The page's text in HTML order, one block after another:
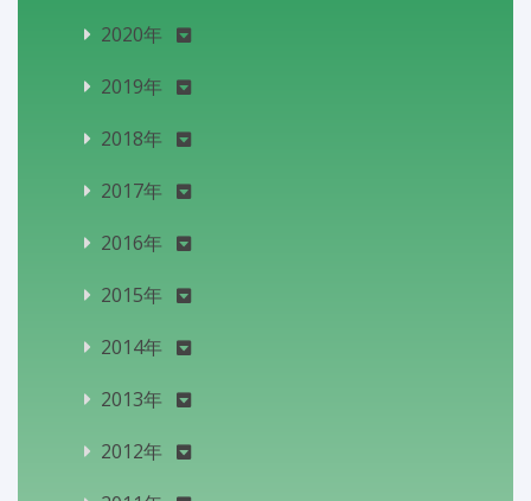
2020年
2019年
2018年
2017年
2016年
2015年
2014年
2013年
2012年